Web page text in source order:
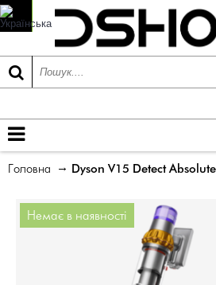
Головна Dyson V15 Detect
Немає в наявності